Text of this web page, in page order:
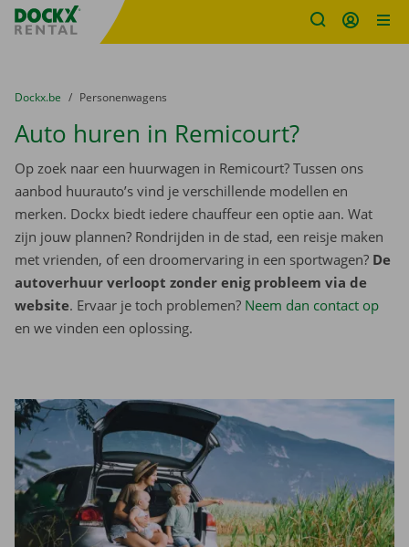
Fratello DEMO
U bevindt zich hier:
van
Dockx.be naar
Personenwagens
Auto huren in Remicourt?
Op zoek naar een huurwagen in Remicourt? Tussen ons
aanbod huurauto’s vind je verschillende modellen en
merken. Dockx biedt iedere chauffeur een optie aan. Wat
zijn jouw plannen? Rondrijden in de stad, een reisje maken
met vrienden, of een droomervaring in een sportwagen? De
autoverhuur verloopt zonder enig probleem via de
website. Ervaar je toch problemen? Neem dan contact op
en we vinden een oplossing.